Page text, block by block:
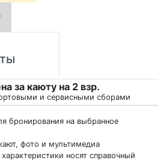
за каюту на 2 взр.
и сервисными сборами
бронирования на выбранное
фото и мультимедиа
носят справочный